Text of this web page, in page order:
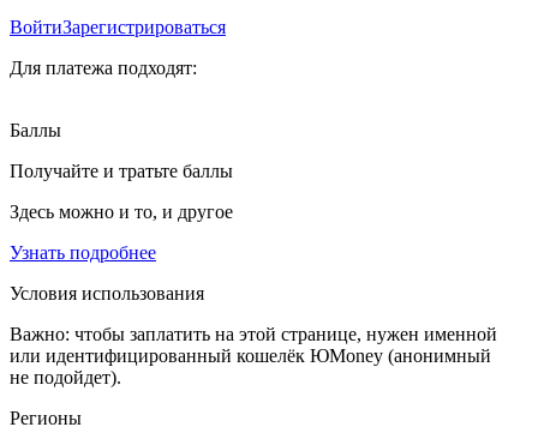
ВойтиЗарегистрироваться
Для платежа подходят:
Баллы
Получайте и тратьте баллы
Здесь можно и то, и другое
Узнать подробнее
Условия использования
Важно: чтобы заплатить на этой странице, нужен именной
или идентифицированный кошелёк ЮMoney (анонимный
не подойдет).
Регионы